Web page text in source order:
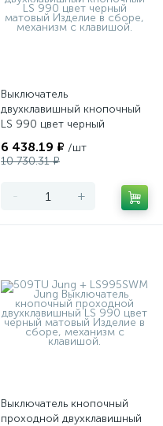
Выключатель
двухклавишный кнопочный
LS 990 цвет черный
6 438.19 ₽ /шт
10 730.31 ₽
- +
Выключатель кнопочный
проходной двухклавишный